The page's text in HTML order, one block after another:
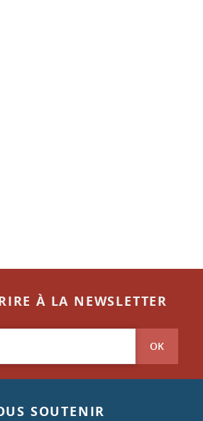
À LA NEWSLETTER
OK
SOUTENIR